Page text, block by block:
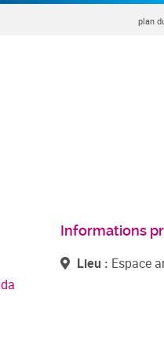
plan
Informations
Lieu : Espace